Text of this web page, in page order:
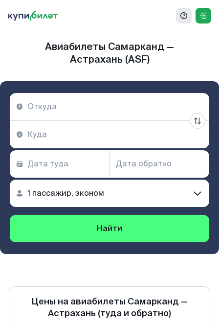
Авиабилеты Самарканд —
Астрахань (ASF)
Найти
Цены на авиабилеты Самарканд —
Астрахань (туда и обратно)